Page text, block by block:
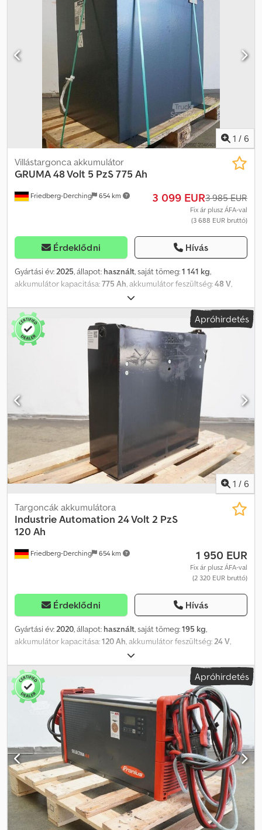
csatlakozóval, saját tömeg: 1013 kg, 2026.07.20-án tesztelve, 69%-
os hatásfokkal, tartó színe: RAL 2002. Dkodpfxezrz Nue Al Nsr
1 / 6
Friedberg-Derching 654 km
Villástargonca akkumulátor
GRUMA48 Volt 5 PzS 775 Ah
3 099 EUR3 985 EUR
Fix ár plusz ÁFA-val
(3 688 EUR bruttó)
Érdeklődni Hívás
Gyártási év: 2025, állapot: használt, saját tömeg:1 141 kg,
akkumulátor kapacitása:775 Ah , akkumulátor feszültség:48 V
Akkumulátor típusa: 48 Volt 5 PzS 775 Ah, Aquamatic az
akkumulátoron, DIN A akkumulátortálca, akkumulátor méretei: 832
x 631 x 784 mm, járműcsatlakozó: REMA 160A, akkumulátor felújítás:
2025.09.30., gyárilag felújított Q2 GRUMA 48V hajtóakkumulátor
DIN A acéltálcában, feltöltve és feltöltve, tartozék: kábel és REMA
160A csatlakozó, tálca színe RAL 7021 feketeszürke. Dsdexuuq
Apróhirdetés
1 / 6
Friedberg-Derching 654 km
Targoncák akkumulátora
Industrie Automation 24 Volt 2 PzS
120 Ah
1 950 EUR
Fix ár plusz ÁFA-val
(2 320 EUR bruttó)
Érdeklődni Hívás
Gyártási év:2020, állapot: használt, saját tömeg:195 kg,
akkumulátor kapacitása:120 Ah, akkumulátor feszültség:24 V,
Akkutípus: 24 V, 2 db PzS 120 Ah, DIN B akkumulátortartó,
függőleges akkumulátorcsere, járműcsatlakozó: REMA 160A,
használt, ipari automatizálásra szánt lítium-energiatároló rendszer,
Liflex 24V/120Ah típusú, Li-ion akkumulátor, beépített töltővel,
feltöltve, beleértve az akkumulátorkábelt és -csatlakozót (Rema
160A), emellett további akkumulátorkábel és -csatlakozó (MRC
80A), töltőcsatlakozó: Schuko. Dkodpfx Aljzgn A Ro Njr
Apróhirdetés